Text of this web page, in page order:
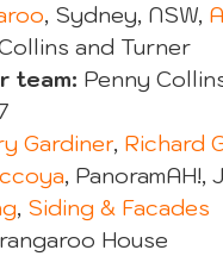
, Sydney, NSW,
and Turner
team: Penny
Gardiner, Richard
, PanoramAH!,
, Siding & Facades
House